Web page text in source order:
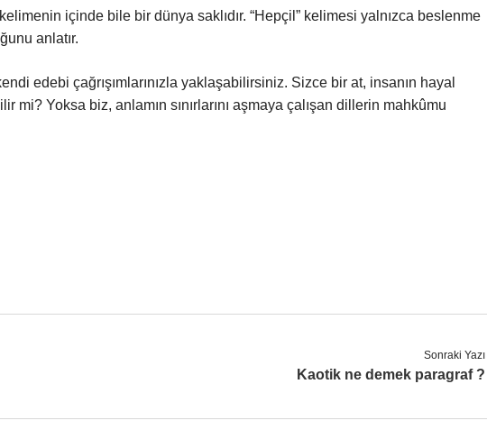
içinde bile bir dünya saklıdır. “Hepçil” kelimesi yalnızca beslenme
anlatır.
edebi çağrışımlarınızla yaklaşabilirsiniz. Sizce bir at, insanın hayal
mi? Yoksa biz, anlamın sınırlarını aşmaya çalışan dillerin mahkûmu
Sonraki Yazı
Kaotik ne demek paragraf ?